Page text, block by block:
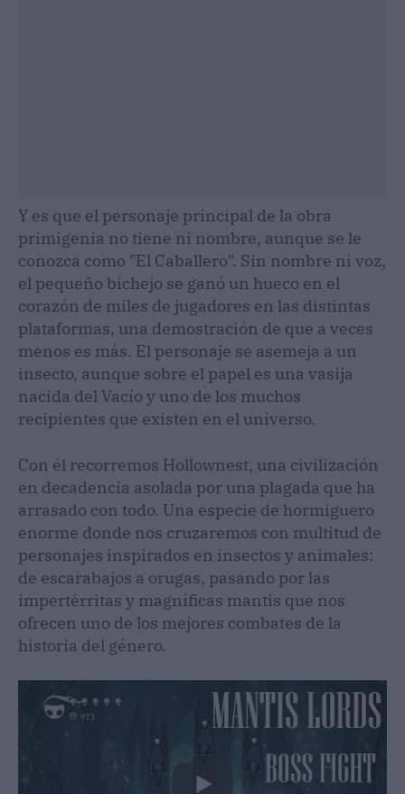
Y es que el personaje principal de la obra
primigenia no tiene ni nombre, aunque se le
conozca como "El Caballero". Sin nombre ni voz,
el pequeño bichejo se ganó un hueco en el
corazón de miles de jugadores en las distintas
plataformas, una demostración de que a veces
menos es más. El personaje se asemeja a un
insecto, aunque sobre el papel es una vasija
nacida del Vacío y uno de los muchos
recipientes que existen en el universo.
Con él recorremos Hollownest, una civilización
en decadencia asolada por una plagada que ha
arrasado con todo. Una especie de hormiguero
enorme donde nos cruzaremos con multitud de
personajes inspirados en insectos y animales:
de escarabajos a orugas, pasando por las
impertérritas y magníficas mantis que nos
ofrecen uno de los mejores combates de la
historia del género.